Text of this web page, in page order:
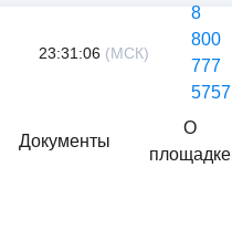
23:31:06 (МСК)
8
800
777
5757
Документы
О
площадке